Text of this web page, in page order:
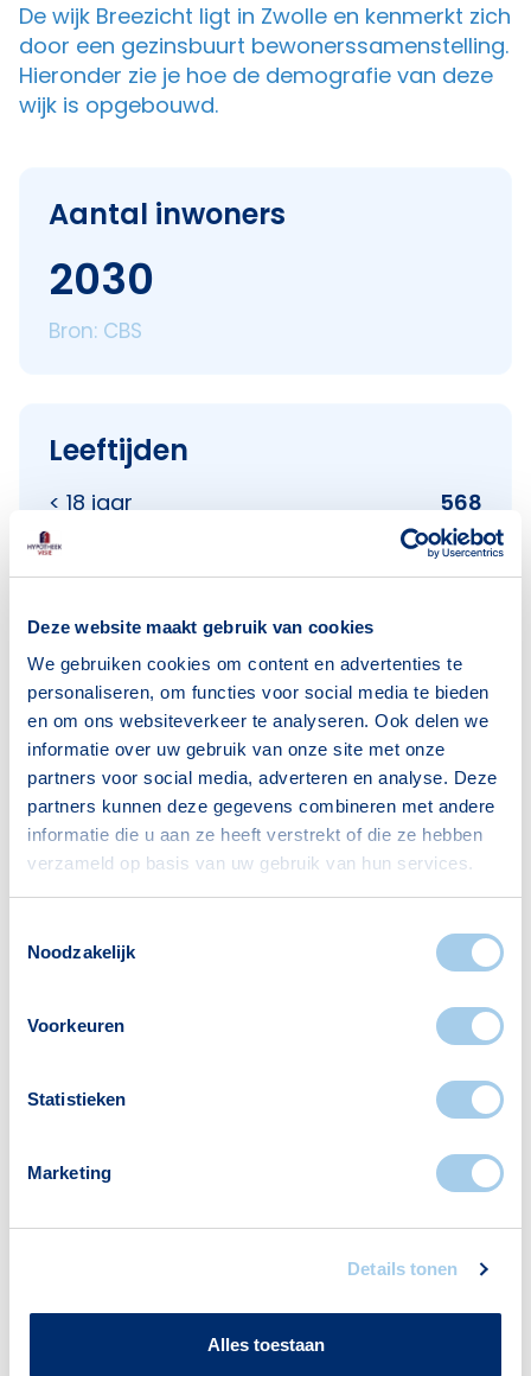
Deze website maakt gebruik van cookies
We gebruiken cookies om content en advertenties te
personaliseren, om functies voor social media te bieden
en om ons websiteverkeer te analyseren. Ook delen we
informatie over uw gebruik van onze site met onze
partners voor social media, adverteren en analyse. Deze
partners kunnen deze gegevens combineren met andere
informatie die u aan ze heeft verstrekt of die ze hebben
verzameld op basis van uw gebruik van hun services.
Noodzakelijk
Voorkeuren
Statistieken
Marketing
Details tonen
Alles toestaan
De wijk Breezicht ligt in Zwolle en kenmerkt zich
door een gezinsbuurt bewonerssamenstelling.
Hieronder zie je hoe de demografie van deze
wijk is opgebouwd.
Aantal inwoners
2030
Bron: CBS
Leeftijden
< 18 jaar
568
18–25 jaar
203
25–45 jaar
873
45–65 jaar
65+ jaar
41
Bron: CBS
Huishoudens
Alleenwonend
125
Gezin met kinderen
419
Voorzieningen in Breezicht
Deze wijk heeft het allemaal voor je. Zo vind je